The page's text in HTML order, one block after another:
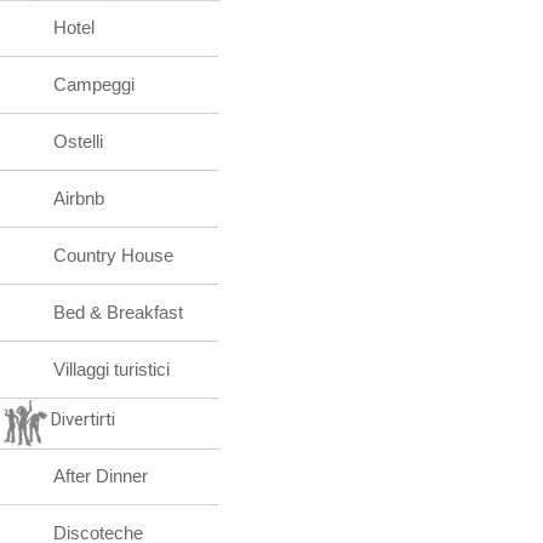
Hotel
Campeggi
Ostelli
Airbnb
Country House
Bed & Breakfast
Villaggi turistici
Divertirti
After Dinner
Discoteche